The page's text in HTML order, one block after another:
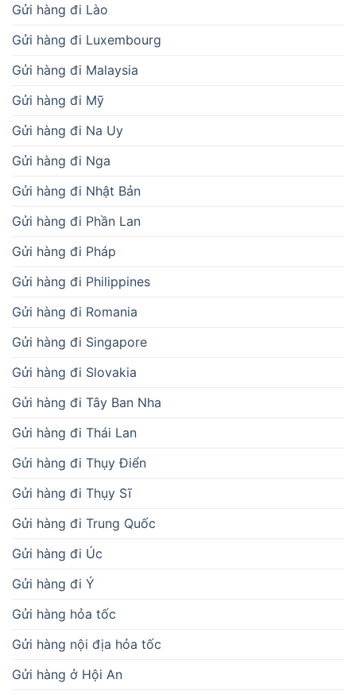
Gửi hàng đi Lào
Gửi hàng đi Luxembourg
Gửi hàng đi Malaysia
Gửi hàng đi Mỹ
Gửi hàng đi Na Uy
Gửi hàng đi Nga
Gửi hàng đi Nhật Bản
Gửi hàng đi Phần Lan
Gửi hàng đi Pháp
Gửi hàng đi Philippines
Gửi hàng đi Romania
Gửi hàng đi Singapore
Gửi hàng đi Slovakia
Gửi hàng đi Tây Ban Nha
Gửi hàng đi Thái Lan
Gửi hàng đi Thụy Điển
Gửi hàng đi Thụy Sĩ
Gửi hàng đi Trung Quốc
Gửi hàng đi Úc
Gửi hàng đi Ý
Gửi hàng hỏa tốc
Gửi hàng nội địa hỏa tốc
Gửi hàng ở Hội An